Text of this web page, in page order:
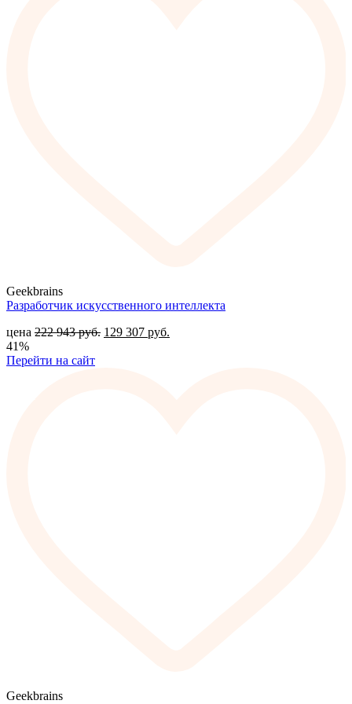
Geekbrains
Разработчик искусственного интеллекта
цена 222 943руб. 129 307 руб.
41%
Перейти на сайт
Geekbrains